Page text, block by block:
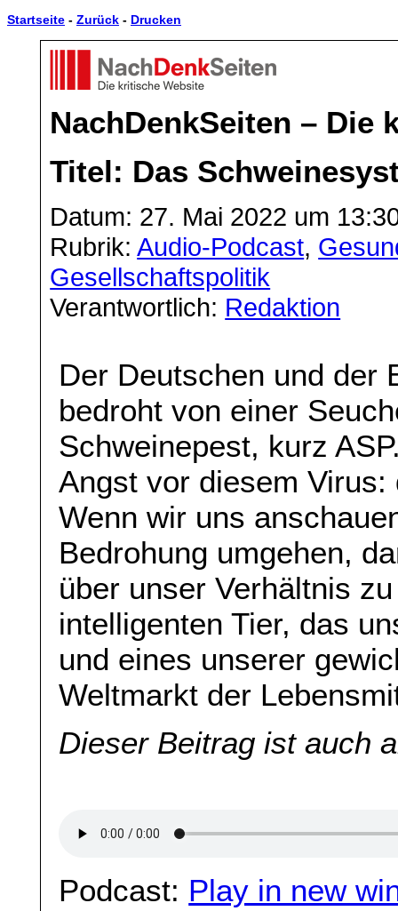
Startseite - Zurück - Drucken
NachDenkSeiten – Die
Titel: Das
Datum: 27. Mai 2022 um
Rubrik:Audio-Podcast,
Gesellschaftspolitik
Verantwortlich: Redaktion
Der Deutschen und der
bedroht von einer
Schweinepest, kurz
Angst vor diesem
Wenn wir uns
Bedrohung umgehen,
über unser Verhältnis
intelligenten Tier, das
und eines unserer
Weltmarkt der
Dieser Beitrag ist auch
Podcast: Play in new